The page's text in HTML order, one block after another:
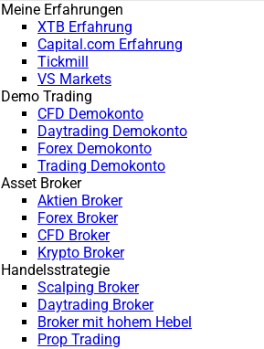
Meine Erfahrungen
XTB Erfahrung
Capital.com Erfahrung
Tickmill
VS Markets
Demo Trading
CFD Demokonto
Daytrading Demokonto
Forex Demokonto
Trading Demokonto
Asset Broker
Aktien Broker
Forex Broker
CFD Broker
Krypto Broker
Handelsstrategie
Scalping Broker
Daytrading Broker
Broker mit hohem Hebel
Prop Trading